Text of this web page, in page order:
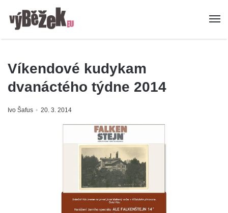
Víkendové kudykam
dvanáctého týdne 2014
Ivo Šafus 20. 3. 2014